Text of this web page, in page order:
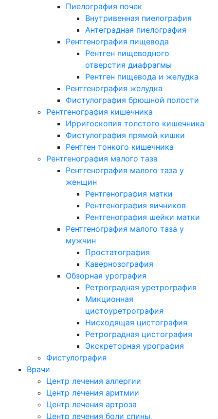
Пиелография почек
Внутривенная пиелография
Антеградная пиелография
Рентгенография пищевода
Рентген пищеводного
отверстия диафрагмы
Рентген пищевода и желудка
Рентгенография желудка
Фистулография брюшной полости
Рентгенография кишечника
Ирригоскопия толстого кишечника
Фистулография прямой кишки
Рентген тонкого кишечника
Рентгенография малого таза
Рентгенография малого таза у
женщин
Рентгенография матки
Рентгенография яичников
Рентгенография шейки матки
Рентгенография малого таза у
мужчин
Простатография
Кавернозография
Обзорная урография
Ретроградная уретрография
Микционная
цистоуретрография
Нисходящая цистография
Ретроградная цистография
Экскреторная урография
Фистулография
Врачи
Центр лечения аллергии
Центр лечения аритмии
Центр лечения артроза
Центр лечения боли спины